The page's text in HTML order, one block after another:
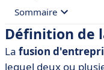
Sommaire
• Définition de la
• Les différents
Définition de
La fusion
lequel deux ou